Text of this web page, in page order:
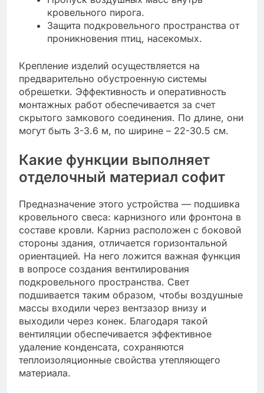
кровельного пирога.
Защита подкровельного пространства от
проникновения птиц, насекомых.
Крепление изделий осуществляется на
предварительно обустроенную системы
обрешетки. Эффективность и оперативность
монтажных работ обеспечивается за счет
скрытого замкового соединения. По длине, они
могут быть 3-3.6 м, по ширине – 22-30.5 см.
Какие функции выполняет
отделочный материал софит
Предназначение этого устройства — подшивка
кровельного свеса: карнизного или фронтона в
составе кровли. Карниз расположен с боковой
стороны здания, отличается горизонтальной
ориентацией. На него ложится важная функция
в вопросе создания вентилирования
подкровельного пространства. Свет
подшивается таким образом, чтобы воздушные
массы входили через вентзазор внизу и
выходили через конек. Благодаря такой
вентиляции обеспечивается эффективное
удаление конденсата, сохраняются
теплоизоляционные свойства утепляющего
материала.